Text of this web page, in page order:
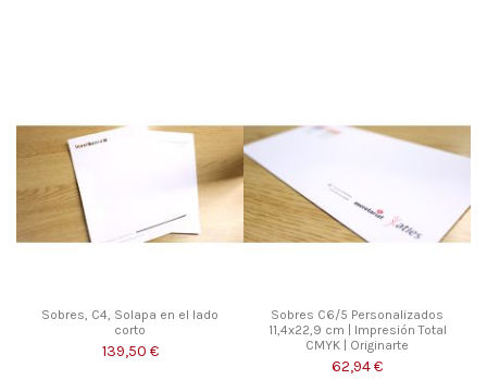
Sobres, C4, Solapa en el lado
corto
139,50 €
Sobres C6/5 Personalizados
11,4x22,9 cm | Impresión Total
CMYK | Originarte
62,94 €